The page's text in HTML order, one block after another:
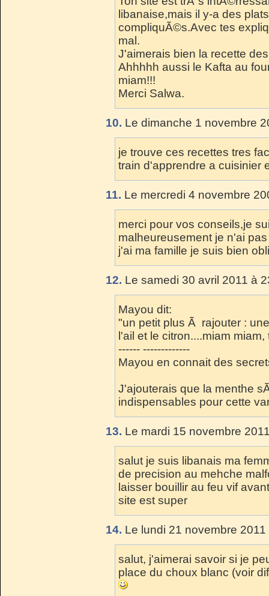
libanaise,mais il y-a des
compliquÃ©s.Avec tes
mal.
J'aimerais bien la recette
Ahhhhh aussi le Kafta au
miam!!!
Merci Salwa.
10. Le dimanche 1 novembre
je trouve ces recettes tres
train d'apprendre a cuisinier
11. Le mercredi 4 novembre
merci pour vos conseils,je
malheureusement je n'ai
j'ai ma famille je suis bien
12. Le samedi 30 avril 2011 à
Mayou dit:
"un petit plus Ã rajouter :
l'ail et le citron....miam miam,
------ -------------
Mayou en connait des
J'ajouterais que la menthe
indispensables pour cette
13. Le mardi 15 novembre
salut je suis libanais ma
de precision au mehche
laisser bouillir au feu vif
site est super
14. Le lundi 21 novembre
salut, j'aimerai savoir si je
place du choux blanc (voir